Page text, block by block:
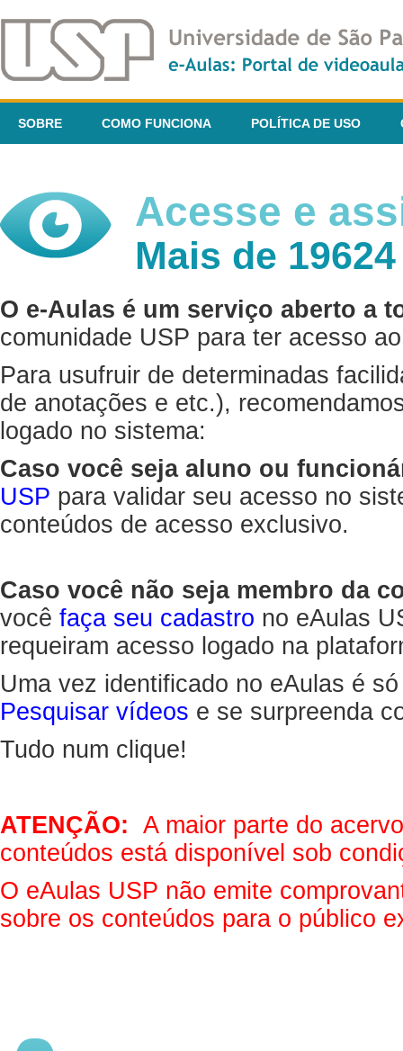
SOBRE COMO FUNCIONA POLÍTICA DE USO
Acesse e
Mais de
O e-Aulas é um serviço aberto a
comunidade USP para ter acesso
Para usufruir de determinadas
de anotações e etc.),
logado no sistema:
Caso você seja aluno ou
USP para validar seu acesso no
conteúdos de acesso exclusivo.
Caso você não seja membro da
você faça seu cadastro no eAulas
requeiram acesso logado na
Uma vez identificado no eAulas é
Pesquisar vídeos e se surpreenda
Tudo num clique!
ATENÇÃO: A maior parte do
conteúdos está disponível sob
O eAulas USP não emite
sobre os conteúdos para o público